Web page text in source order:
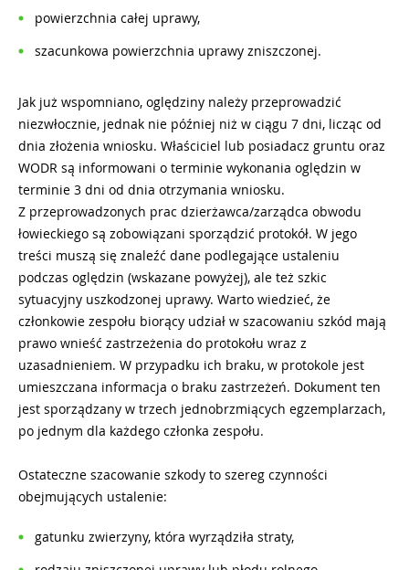
powierzchnia całej uprawy,
szacunkowa powierzchnia uprawy zniszczonej.
Jak już wspomniano, oględziny należy przeprowadzić
niezwłocznie, jednak nie później niż w ciągu 7 dni, licząc od
dnia złożenia wniosku. Właściciel lub posiadacz gruntu oraz
WODR są informowani o terminie wykonania oględzin w
terminie 3 dni od dnia otrzymania wniosku.
Z przeprowadzonych prac dzierżawca/zarządca obwodu
łowieckiego są zobowiązani sporządzić protokół. W jego
treści muszą się znaleźć dane podlegające ustaleniu
podczas oględzin (wskazane powyżej), ale też szkic
sytuacyjny uszkodzonej uprawy. Warto wiedzieć, że
członkowie zespołu biorący udział w szacowaniu szkód mają
prawo wnieść zastrzeżenia do protokołu wraz z
uzasadnieniem. W przypadku ich braku, w protokole jest
umieszczana informacja o braku zastrzeżeń. Dokument ten
jest sporządzany w trzech jednobrzmiących egzemplarzach,
po jednym dla każdego członka zespołu.
Ostateczne szacowanie szkody to szereg czynności
obejmujących ustalenie:
gatunku zwierzyny, która wyrządziła straty,